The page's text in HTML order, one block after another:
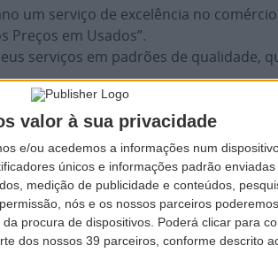
valor à sua privacidade
e/ou acedemos a informações num
únicos e informações padrão
medição de publicidade e conteúdos,
nós e os nossos parceiros
procura de dispositivos. Poderá clicar para
dos nossos 39 parceiros, conforme descrito
um serviço de excelência no
Preços em Usados”.
serviços em padrões de qualidade,